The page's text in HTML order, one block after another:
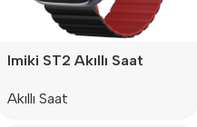
Imiki ST2 Akıllı Saat
Akıllı Saat